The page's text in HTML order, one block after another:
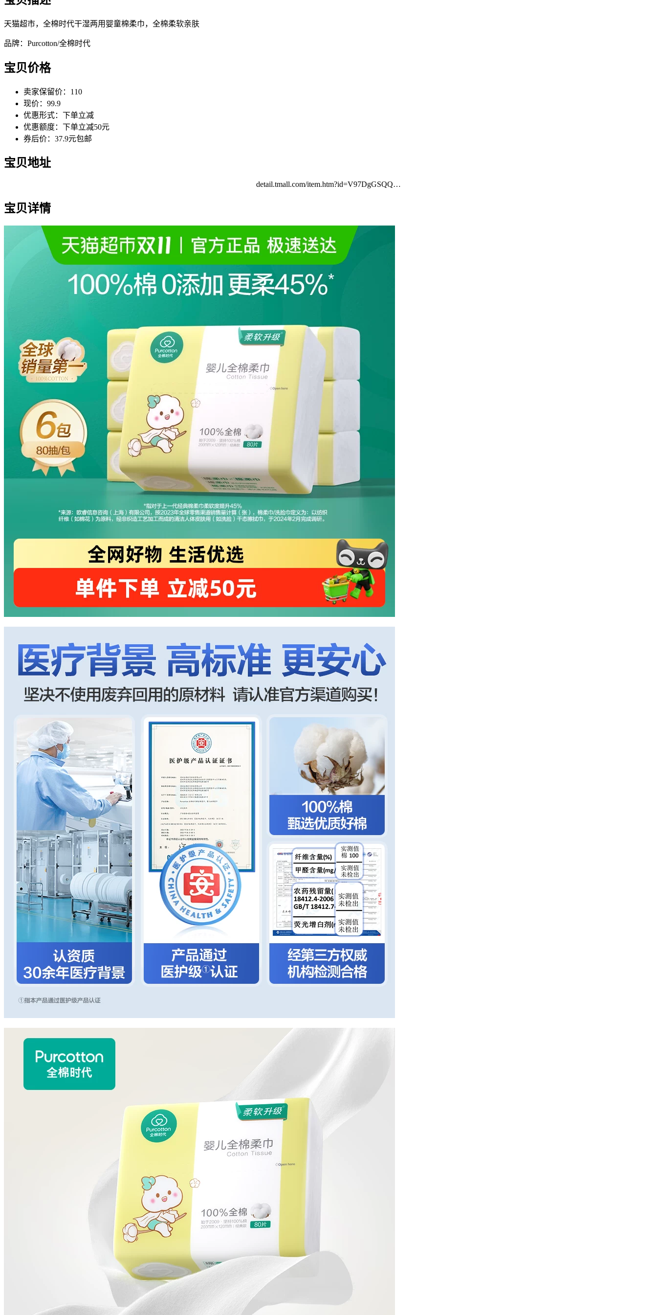
天猫超市，全棉时代干湿两用婴童棉柔巾，全棉柔软亲肤
品牌：Purcotton/全棉时代
宝贝价格
卖家保留价：110
现价：99.9
优惠形式：下单立减
优惠额度：下单立减50元
券后价：37.9元包邮
宝贝地址
detail.tmall.com/item.htm?id=V97DgGSQQ…
宝贝详情